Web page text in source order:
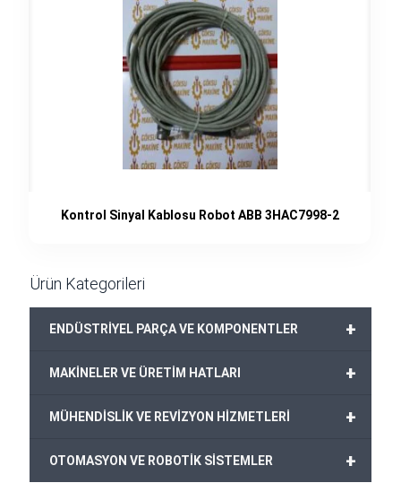
Kontrol Sinyal Kablosu Robot ABB 3HAC7998-2
Ürün Kategorileri
+
ENDÜSTRİYEL PARÇA VE KOMPONENTLER
+
MAKİNELER VE ÜRETİM HATLARI
+
MÜHENDİSLİK VE REVİZYON HİZMETLERİ
+
OTOMASYON VE ROBOTİK SİSTEMLER